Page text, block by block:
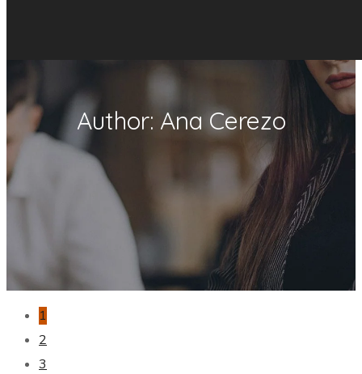
Author: Ana Cerezo
1
2
3